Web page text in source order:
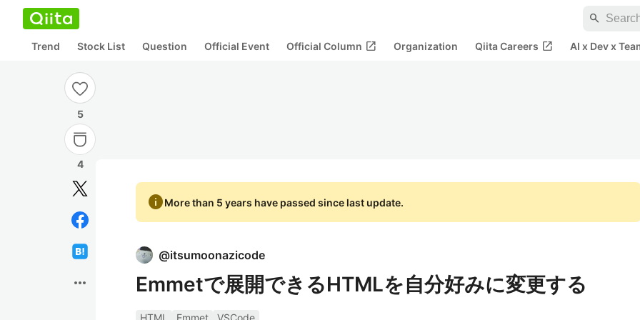
search
Trend Stock List Question Official Event Official Column open_in_new Organization Qiita Careers open_in_new AI x Dev x
5
4
more_horiz
infoMore than 5 years have passed since last update.
@itsumoonazicode
Emmetで展開できるHTMLを自分好みに変更する
HTML Emmet
VSCode